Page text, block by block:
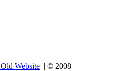
Old Website | © 2008–